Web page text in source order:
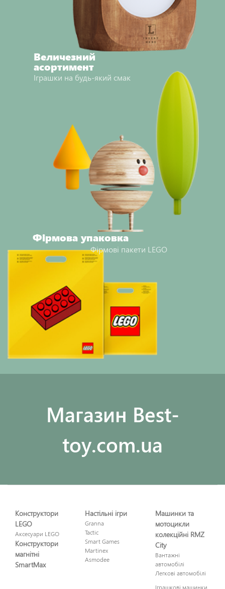
Величезний
асортимент
Іграшки на будь-який смак
Фірмова упаковка
Фірмові пакети LEGO
Maгазин Best-
toy.com.ua
Конструктори
LEGO
Аксесуари LEGO
Конструктори
магнітні
SmartMax
Настільні ігри
Granna
Tactic
Smart Games
Martinex
Asmodee
Машинки та
мотоцикли
колекційні RMZ
City
Вантажні
автомобілі
Легкові автомобілі
Іграшкові машинки